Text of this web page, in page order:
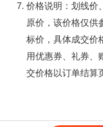
价格说明：划线价
原价，该价格仅供
标价，具体成交价
用优惠券、礼券、
交价格以订单结算